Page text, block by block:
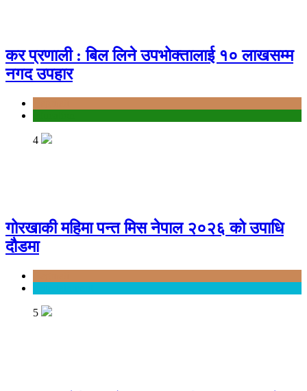
कर प्रणाली : बिल लिने उपभोक्तालाई १० लाखसम्म
नगद उपहार
4
गोरखाकी महिमा पन्त मिस नेपाल २०२६ को उपाधि
दौडमा
5